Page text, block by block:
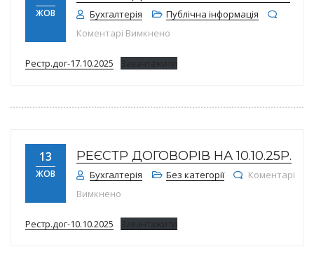
ЖОВ Бухгалтерія
Публічна інформація
Коментарі Вимкнено
Рестр.дог-17.10.2025 Завантажити
13
ЖОВ
РЕЄСТР ДОГОВОРІВ НА 10.10.25Р.
Бухгалтерія Без категорії
Коментарі
Вимкнено
Рестр.дог-10.10.2025 Завантажити